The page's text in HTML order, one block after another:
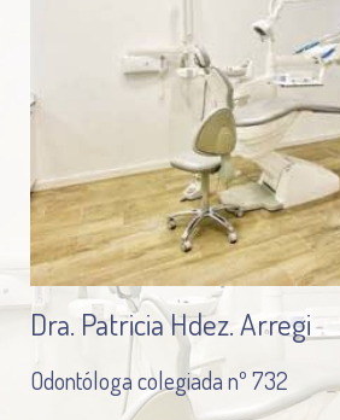
Dra. Patricia Hdez. Arregi
Odontóloga colegiada nº 732